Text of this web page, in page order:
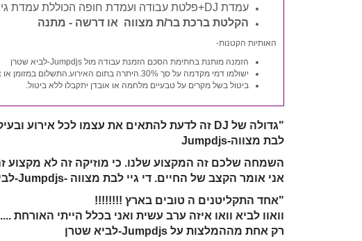
עמדת DJ+פלטת עבודה ועמדת חופה הכוללת עמדת גיבוי.
הקלטת ברכת בר/ת מצווה או דרשה - מתנה
האותיות הקטנות-
הזמנה מותנת בחתימת הסכם הזמנת עבודה מול Jumpdjs-לביא שטרן
ישולמו דמי מקדמה על סך 30%.היתרה בתום האירוע.התשלום במזומן או צק.
ביטול בשל מקרים על טבעיים מלחמה או אובדן יתקבלו ללא ביטול.
"גדולה של DJ זה לדעת להתאים את עצמו לכל אירוע ובעיקר את המוסיקה לקהל - וזה דורש נסיון רב."
לבת מצווה-Jumpdjs
השמחה שלכם זה המקצוע שלנו. כי מוזיקה זה לא מקצוע
אני אומר הקצב של החיים. די גיי לבת מצווה -Jumpdjs-לביא שטרן
"אחד התקליטנים ה טובים בארץ !!!!!!!!
וואוו לביא וואו איזה ערב עשית ואני בכלל הייתי האורחת
רק אחת מההמלצות על Jumpdjs-לביא שטרן